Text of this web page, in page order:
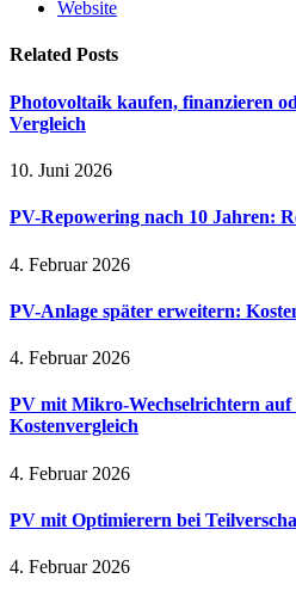
Website
Related Posts
Photovoltaik kaufen, finanzieren
Vergleich
10. Juni 2026
PV-Repowering nach 10 Jahren:
4. Februar 2026
PV-Anlage später erweitern:
4. Februar 2026
PV mit Mikro-Wechselrichtern auf
Kostenvergleich
4. Februar 2026
PV mit Optimierern bei
4. Februar 2026